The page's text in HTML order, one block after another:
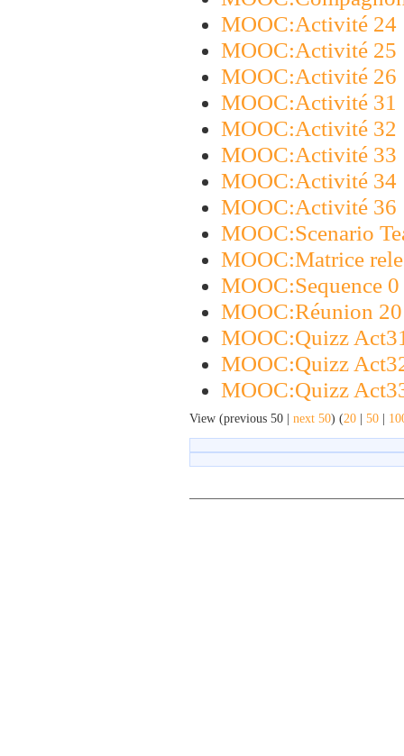
MOOC:Activité 24
MOOC:Activité 25
MOOC:Activité 26
MOOC:Activité 31
MOOC:Activité 32
MOOC:Activité 33
MOOC:Activité 34
MOOC:Activité 36
MOOC:Scenario
MOOC:Matrice
MOOC:Sequence 0
MOOC:Réunion
MOOC:Quizz
MOOC:Quizz
MOOC:Quizz
View (previous 50 | next 50) (20 | 50 |